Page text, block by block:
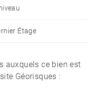
Étage
auxquels ce bien est
Géorisques :